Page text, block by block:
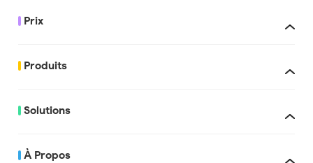
Prix
Produits
Solutions
À Propos